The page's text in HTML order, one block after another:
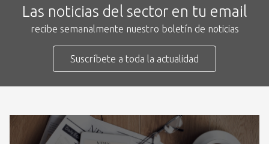
Las noticias del sector en tu email
recibe semanalmente nuestro boletín de noticias
Suscríbete a toda la actualidad